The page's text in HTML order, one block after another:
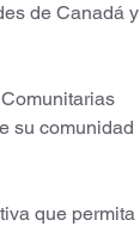
de Canadá y
su comunidad
que permita